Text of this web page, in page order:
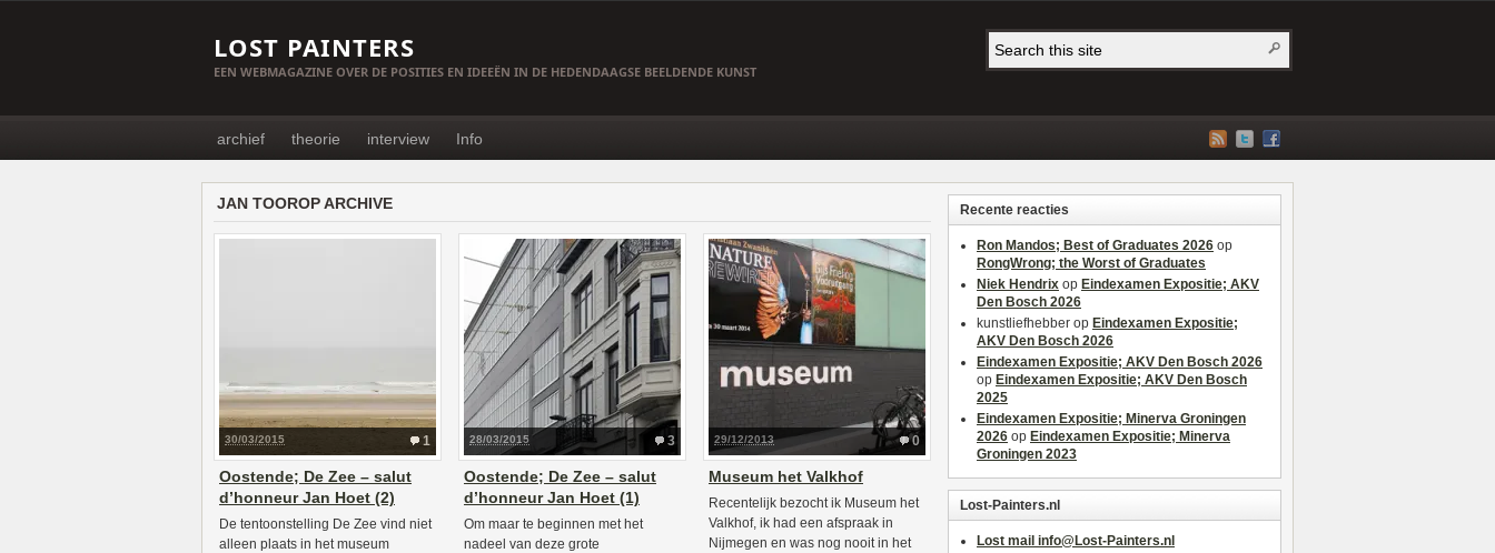
LOST PAINTERS
EEN WEBMAGAZINE OVER DE POSITIES EN IDEEËN IN DE HEDENDAAGSE BEELDENDE KUNST
archief theorie interview Info
JAN TOOROP ARCHIVE
1
30/03/2015
Oostende; De Zee – salut
d’honneur Jan Hoet (2)
De tentoonstelling De Zee vind niet
alleen plaats in het museum
3
28/03/2015
Oostende; De Zee – salut
d’honneur Jan Hoet (1)
Om maar te beginnen met het
nadeel van deze grote
0
29/12/2013
Museum het Valkhof
Recentelijk bezocht ik Museum het
Valkhof, ik had een afspraak in
Nijmegen en was nog nooit in het
Recente reacties
Ron Mandos; Best of Graduates 2026 op
RongWrong; the Worst of Graduates
Niek Hendrix op Eindexamen Expositie; AKV
Den Bosch 2026
kunstliefhebber op Eindexamen Expositie;
AKV Den Bosch 2026
Eindexamen Expositie; AKV Den Bosch 2026
op Eindexamen Expositie; AKV Den Bosch
2025
Eindexamen Expositie; Minerva Groningen
2026 op Eindexamen Expositie; Minerva
Groningen 2023
Lost-Painters.nl
Lost mail info@Lost-Painters.nl